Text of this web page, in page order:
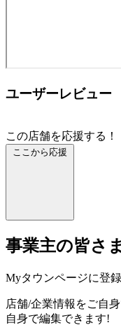
ユーザーレビュー
この店舗を応援する！
ここから応援
事業主の皆さま
Myタウンページに登
店舗/企業情報をご自
自身で編集できます!